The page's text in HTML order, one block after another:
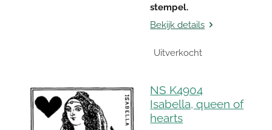
stempel.
Bekijk details
Uitverkocht
NS K4904
Isabella, queen of
hearts